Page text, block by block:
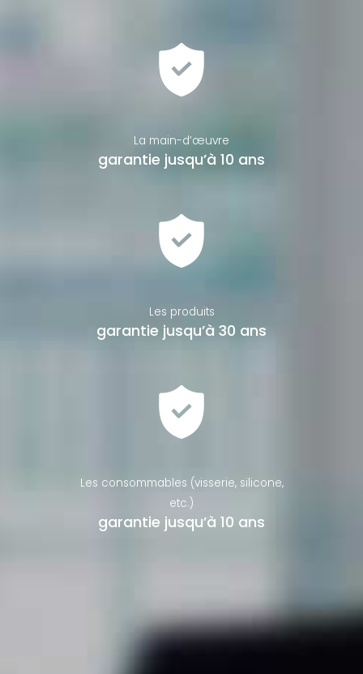
La main-d’œuvre
garantie jusqu’à 10 ans
Les produits
garantie jusqu’à 30 ans
Les consommables (visserie, silicone,
etc.)
garantie jusqu’à 10 ans